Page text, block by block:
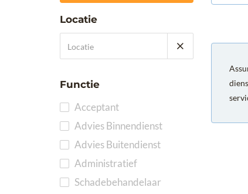
Locatie
Functie
Acceptant
Advies Binnendienst
Advies Buitendienst
Administratief
Schadebehandelaar